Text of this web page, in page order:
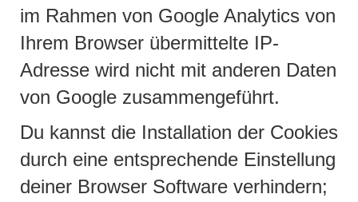
im Rahmen von Google Analytics von
Ihrem Browser übermittelte IP-
Adresse wird nicht mit anderen Daten
von Google zusammengeführt.
Du kannst die Installation der Cookies
durch eine entsprechende Einstellung
deiner Browser Software verhindern;